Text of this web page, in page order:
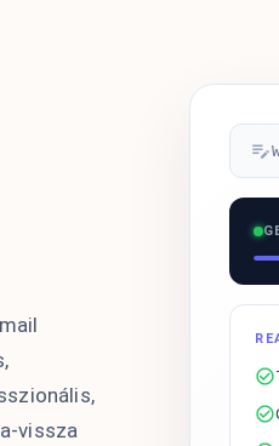
vissza